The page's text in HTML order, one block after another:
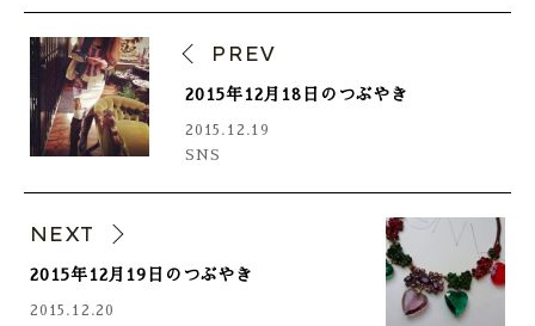
PREV
2015年12月18日のつぶやき
2015.12.19
SNS
NEXT
2015年12月19日のつぶやき
2015.12.20